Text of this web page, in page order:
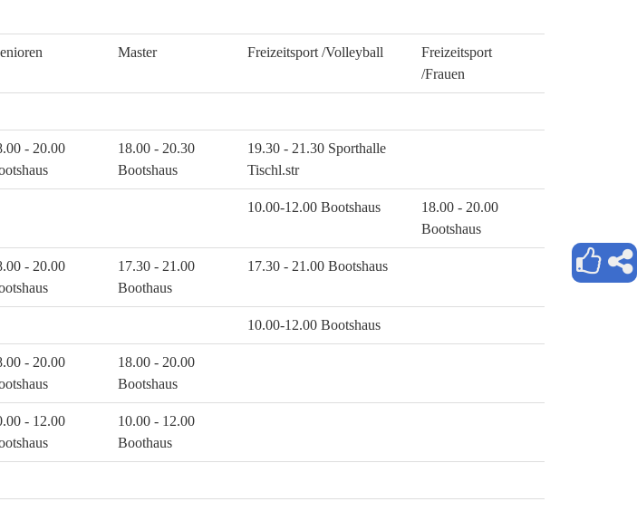
Master Freizeitsport /Volleyball
Freizeitsport
/Frauen
- 20.00
18.00 - 20.30
Bootshaus
19.30 - 21.30 Sporthalle
Tischl.str
10.00-12.00 Bootshaus
18.00 - 20.00
Bootshaus
- 20.00
17.30 - 21.00
Boothaus
17.30 - 21.00 Bootshaus
10.00-12.00 Bootshaus
- 20.00
18.00 - 20.00
Bootshaus
- 12.00
10.00 - 12.00
Boothaus